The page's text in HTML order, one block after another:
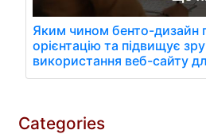
Яким чином бенто-дизайн
орієнтацію та підвищує
використання веб-сайту
Categories